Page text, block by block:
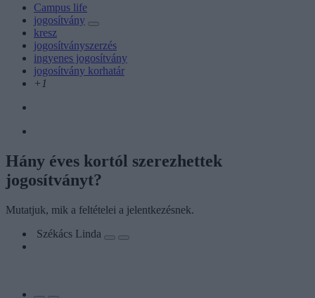
Campus life
jogosítvány
kresz
jogosítványszerzés
ingyenes jogosítvány
jogosítvány korhatár
+1
Hány éves kortól szerezhettek
jogosítványt?
Mutatjuk, mik a feltételei a jelentkezésnek.
Székács Linda